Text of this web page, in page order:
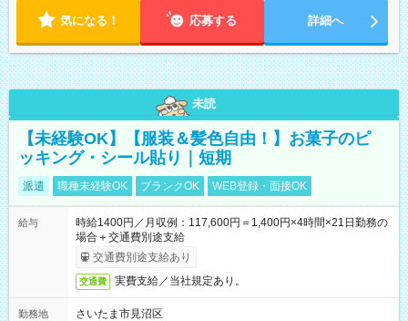
気になる！ 応募する 詳細へ
未読
【未経験OK】【服装＆髪色自由！】お菓子のピ
ッキング・シール貼り｜短期
派遣 職種未経験OK ブランクOK WEB登録・面接OK
給与
時給1400円／月収例：117,600円＝1,400円×4時間×21日勤務の
場合＋交通費別途支給
交通費別途支給あり
交通費 実費支給／当社規定あり。
勤務地
さいたま市見沼区